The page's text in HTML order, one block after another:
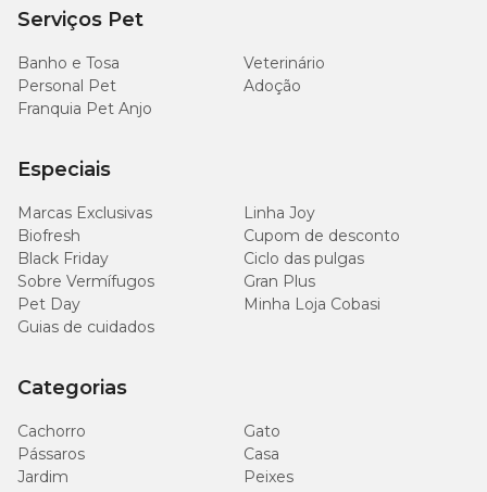
Serviços Pet
Banho e Tosa
Veterinário
Personal Pet
Adoção
Franquia Pet Anjo
Especiais
Marcas Exclusivas
Linha Joy
Biofresh
Cupom de desconto
Black Friday
Ciclo das pulgas
Sobre Vermífugos
Gran Plus
Pet Day
Minha Loja Cobasi
Guias de cuidados
Categorias
Cachorro
Gato
Pássaros
Casa
Jardim
Peixes